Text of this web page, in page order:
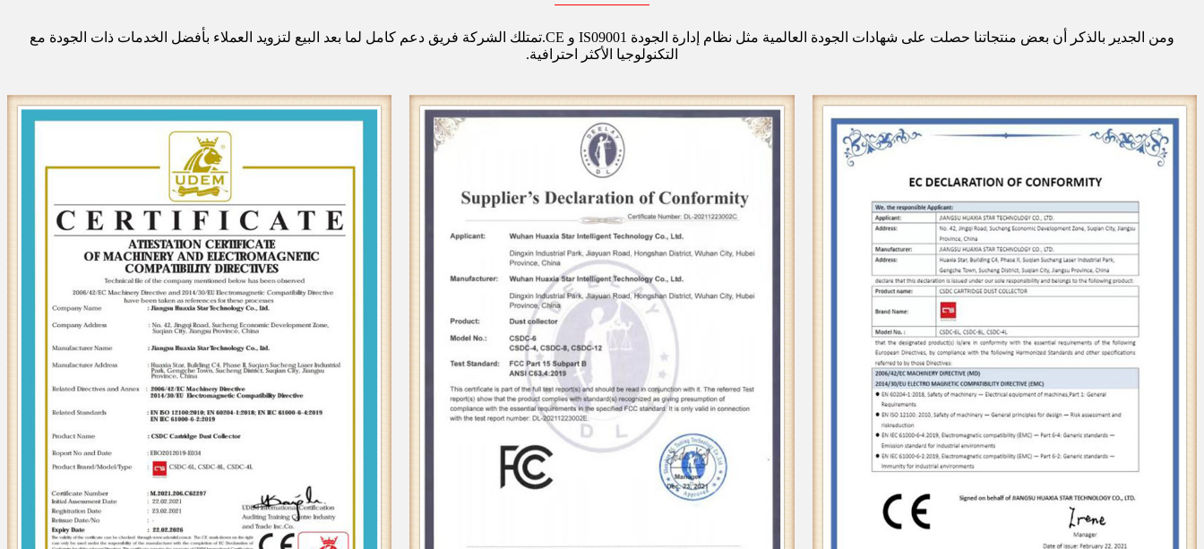
ومن الجدير بالذكر أن بعض منتجاتنا حصلت على شهادات الجودة العالمية مثل نظام إدارة الجودة IS09001 و CE.تمتلك الشركة فريق دعم كامل لما بعد البيع لتزويد العملاء بأفضل الخدمات ذات الجودة مع
التكنولوجيا الأكثر احترافية.